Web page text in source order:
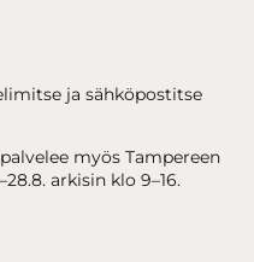
ja sähköpostitse
myös Tampereen
arkisin klo 9–16.